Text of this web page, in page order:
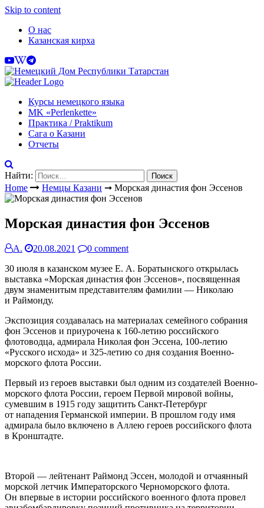
Skip to content
О нас
Казанская кирха
Курсы немецкого языка
МK «Perlenkette»
Практика / Praktikum
Сага о Казани
Отчеты
Найти:
Home
Немцы Казани ➞ Морская династия фон Эссенов
Морская династия фон Эссенов
А. 20.08.2021
0 comment
30 июля в казанском музее Е. А. Боратынского открылась
выставка «Морская династия фон Эссенов», посвященная
двум знаменитым представителям фамилии — Николаю
и Раймонду.
Экспозиция создавалась на материалах семейного собрания
фон Эссенов и приурочена к 160-летию российского
флотоводца, адмирала Николая фон Эссена, 100-летию
«Русского исхода» и 325-летию со дня создания Военно-
морского флота России.
Первый из героев выставки был одним из создателей Военно-
морского флота России, героем Первой мировой войны,
сумевшим в 1915 году защитить Санкт-Петербург
от нападения Германской империи. В прошлом году имя
адмирала было включено в Аллею героев российского флота
в Кронштадте.
Второй — лейтенант Раймонд Эссен, молодой и отчаянный
морской летчик Императорского Черноморского флота.
Он впервые в истории российского военного флота провел